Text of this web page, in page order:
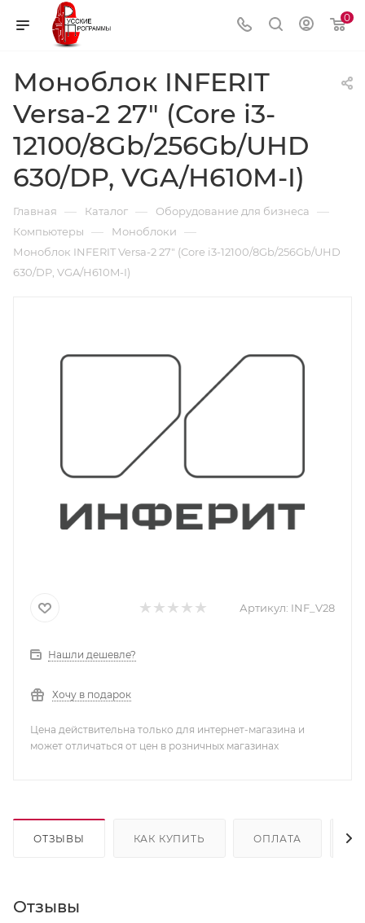
0
Моноблок INFERIT
Versa-2 27" (Core i3-
12100/8Gb/256Gb/UHD
630/DP, VGA/H610M-I)
Главная — Каталог — Оборудование для бизнеса —
Компьютеры — Моноблоки —
Моноблок INFERIT Versa-2 27" (Core i3-12100/8Gb/256Gb/UHD
630/DP, VGA/H610M-I)
Артикул: INF_V28
Нашли дешевле?
Хочу в подарок
Цена действительна только для интернет-магазина и
может отличаться от цен в розничных магазинах
ОТЗЫВЫ КАК КУПИТЬ ОПЛАТА
Отзывы